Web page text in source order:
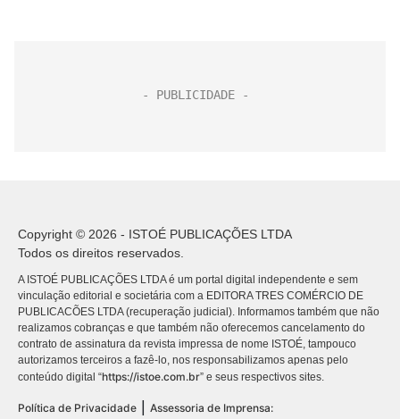
Copyright © 2026 - ISTOÉ PUBLICAÇÕES LTDA
Todos os direitos reservados.
A ISTOÉ PUBLICAÇÕES LTDA é um portal digital independente e sem
vinculação editorial e societária com a EDITORA TRES COMÉRCIO DE
PUBLICACÕES LTDA (recuperação judicial). Informamos também que não
realizamos cobranças e que também não oferecemos cancelamento do
contrato de assinatura da revista impressa de nome ISTOÉ, tampouco
autorizamos terceiros a fazê-lo, nos responsabilizamos apenas pelo
conteúdo digital “https://istoe.com.br” e seus respectivos sites.
Política de Privacidade Assessoria de Imprensa: